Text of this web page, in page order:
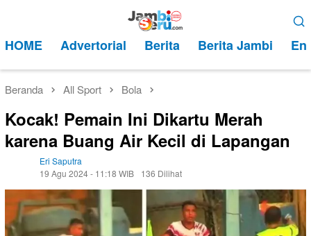
kontenMobile
HOME Advertorial Berita Berita Jambi
Beranda All Sport Bola
Kocak! Pemain Ini Dikartu Merah
karena Buang Air Kecil di Lapangan
Eri Saputra
19 Agu 2024 - 11:18 WIB
136 Dilihat